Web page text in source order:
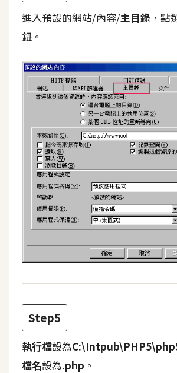
進入預設的網站/內容/主目錄 ，點
鈕。
Step5
執行檔設為
檔名設為.php 。